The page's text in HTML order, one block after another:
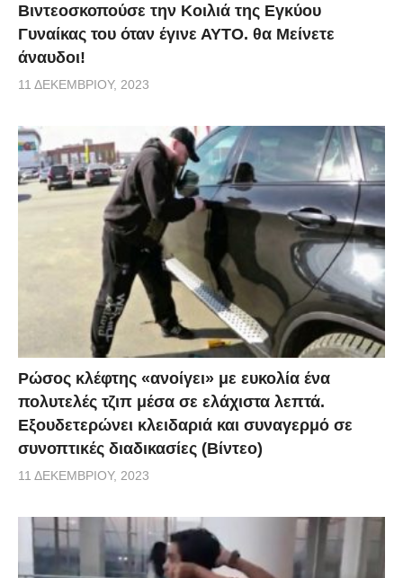
Βιντεοσκοπούσε την Κοιλιά της Εγκύου
Γυναίκας του όταν έγινε ΑΥΤΟ. θα Μείνετε
άναυδοι!
11 ΔΕΚΕΜΒΡΊΟΥ, 2023
Ρώσος κλέφτης «ανοίγει» με ευκολία ένα
πολυτελές τζιπ μέσα σε ελάχιστα λεπτά.
Εξουδετερώνει κλειδαριά και συναγερμό σε
συνοπτικές διαδικασίες (Βίντεο)
11 ΔΕΚΕΜΒΡΊΟΥ, 2023